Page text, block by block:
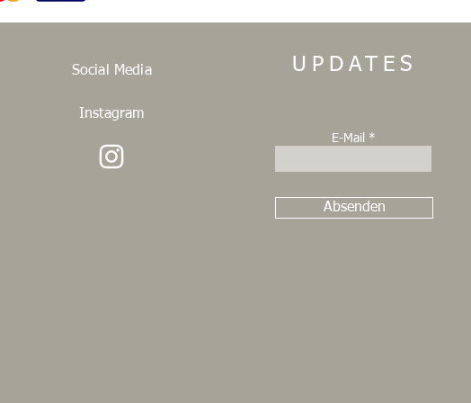
Social Media
Instagram
UPDATES
E-Mail
Absenden